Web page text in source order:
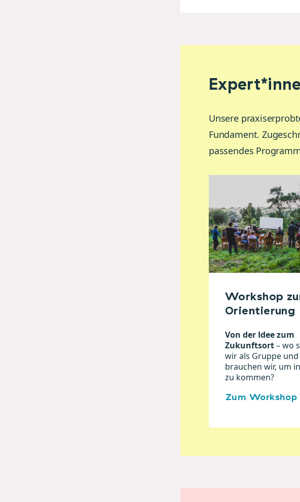
Unsere
Fundament.
passendes
Workshop
Orientierung
Von der Idee zum
Zukunftsort– wo
wir als Gruppe und
brauchen wir, um
zu kommen?
Zum Workshop